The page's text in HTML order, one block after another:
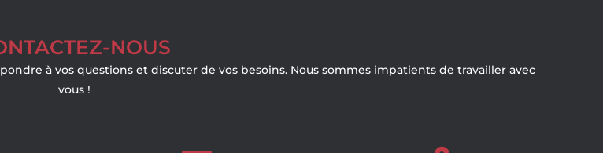
NOUS
à vos questions et discuter de vos besoins. Nous sommes impatients de travailler avec
vous !